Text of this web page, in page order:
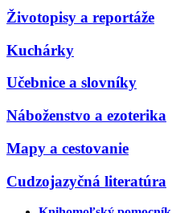
Životopisy a reportáže
Kuchárky
Učebnice a slovníky
Náboženstvo a ezoterika
Mapy a cestovanie
Cudzojazyčná literatúra